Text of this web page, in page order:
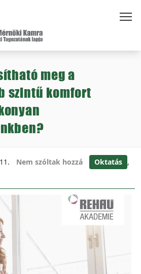
meg a
szintű komfort
Nem szóltak hozzá Oktatás ,